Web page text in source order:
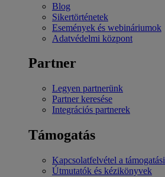
Blog
Sikertörténetek
Események és webináriumok
Adatvédelmi központ
Partner
Legyen partnerünk
Partner keresése
Integrációs partnerek
Támogatás
Kapcsolatfelvétel a
Útmutatók és kézikönyvek